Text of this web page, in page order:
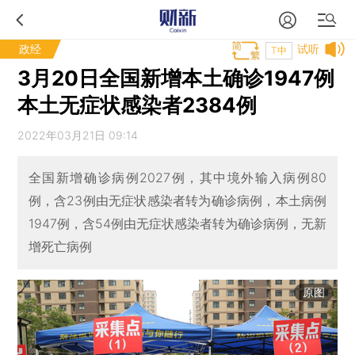
政经 试听
T中
3月20日全国新增本土确诊1947例
本土无症状感染者2384例
2022年03月21日 09:14
全国新增确诊病例2027例，其中境外输入病例80
例，含23例由无症状感染者转为确诊病例，本土病例
1947例，含54例由无症状感染者转为确诊病例，无新
增死亡病例
原图